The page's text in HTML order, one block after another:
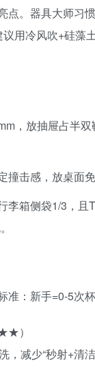
点。器具大师习
用冷风吹+硅藻
，放抽屉占半
撞击感，放桌面
李箱侧袋1/3，
准：新手=0-5次
）
减少“秒射+清洁